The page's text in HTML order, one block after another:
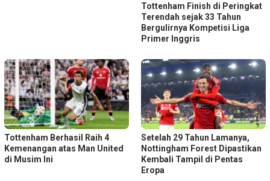
Tottenham Finish di Peringkat
Terendah sejak 33 Tahun
Bergulirnya Kompetisi Liga
Primer Inggris
Tottenham Berhasil Raih 4
Kemenangan atas Man United
di Musim Ini
Setelah 29 Tahun Lamanya,
Nottingham Forest Dipastikan
Kembali Tampil di Pentas
Eropa